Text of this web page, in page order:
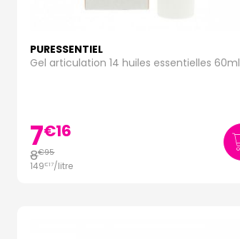
PURESSENTIEL
Gel articulation 14 huiles essentielles 60ml
7€16
8€95
149€17/litre